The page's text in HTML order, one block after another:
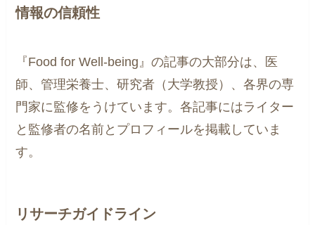
情報の信頼性
『Food for Well-being』の記事の大部分は、医
師、管理栄養士、研究者（大学教授）、各界の専
門家に監修をうけています。各記事にはライター
と監修者の名前とプロフィールを掲載していま
す。
リサーチガイドライン